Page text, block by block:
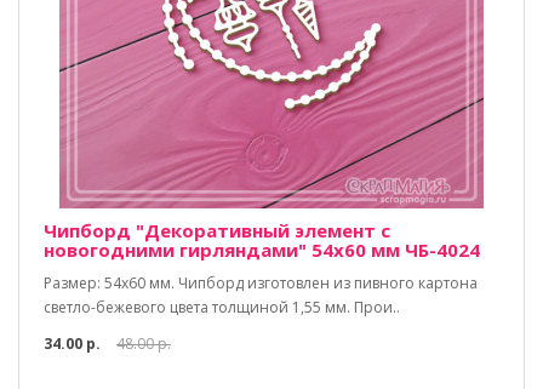
Чипборд "Декоративный элемент с
новогодними гирляндами" 54х60 мм ЧБ-4024
Размер: 54х60 мм. Чипборд изготовлен из пивного картона
светло-бежевого цвета толщиной 1,55 мм. Прои..
34.00 р.
48.00 р.